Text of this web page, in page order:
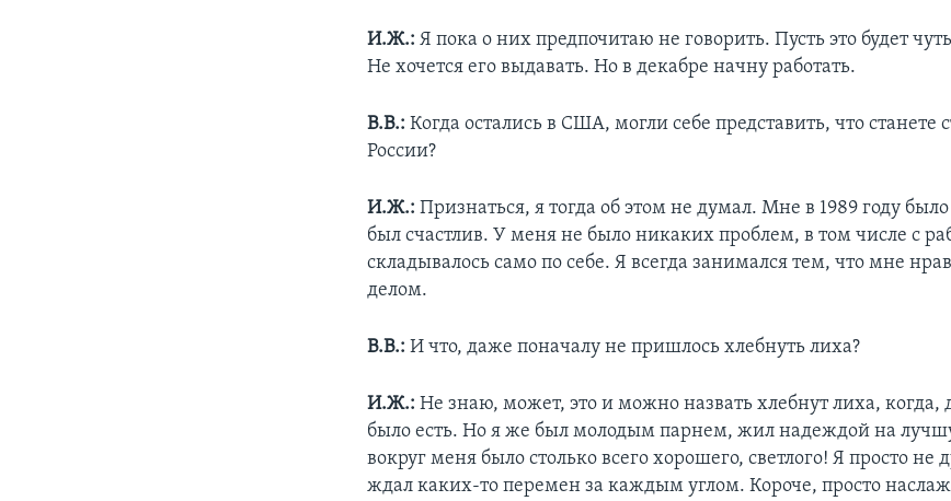
И.Ж.: Я пока о них предпочитаю не говорить. Пусть это будет
Не хочется его выдавать. Но в декабре начну работать.
В.В.:Когда остались в США, могли себе представить, что станете
России?
И.Ж.: Признаться, я тогда об этом не думал. Мне в 1989 году
был счастлив. У меня не было никаких проблем, в том числе с
складывалось само по себе. Я всегда занимался тем, что мне
делом.
В.В.: И что, даже поначалу не пришлось хлебнуть лиха?
И.Ж.: Не знаю, может, это и можно назвать хлебнут лиха, когда,
было есть. Но я же был молодым парнем, жил надеждой на
вокруг меня было столько всего хорошего, светлого! Я просто не
ждал каких-то перемен за каждым углом. Короче, просто